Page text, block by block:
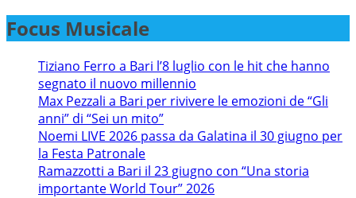
Focus Musicale
Tiziano Ferro a Bari l’8 luglio con le hit che hanno
segnato il nuovo millennio
Max Pezzali a Bari per rivivere le emozioni de “Gli
anni” di “Sei un mito”
Noemi LIVE 2026 passa da Galatina il 30 giugno per
la Festa Patronale
Ramazzotti a Bari il 23 giugno con “Una storia
importante World Tour” 2026